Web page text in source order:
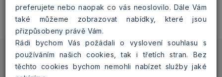
preferujete nebo naopak co vás neoslovilo. Dále Vám
také můžeme zobrazovat nabídky, které jsou
přizpůsobeny právě Vám.
Rádi bychom Vás požádali o vyslovení souhlasu s
používáním našich cookies, tak i třetích stran. Bez
těchto cookies bychom nemohli nabízet služby jaké
Vybraná varianta